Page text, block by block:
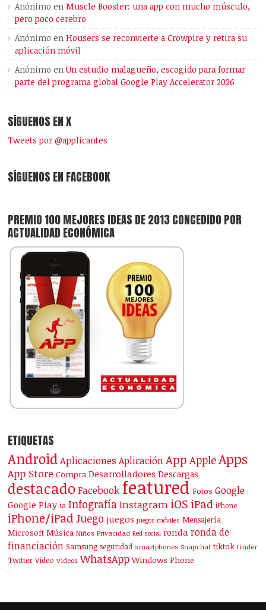
Anónimo enMuscle Booster: una app con mucho músculo,
pero poco cerebro
Anónimo enHousers se reconvierte a Crowpire y retira su
aplicación móvil
Anónimo enUn estudio malagueño, escogido para formar
parte del programa global Google Play Accelerator 2026
SÍGUENOS EN X
Tweets por @applicantes
SÍGUENOS EN FACEBOOK
PREMIO 100 MEJORES IDEAS DE 2013 CONCEDIDO POR
ACTUALIDAD ECONÓMICA
ETIQUETAS
Android Aplicaciones Aplicación App AppleApps
App Store Compra Desarrolladores Descargas
destacado Facebook featured Fotos Google
Google Play ia InfografíaInstagram iOS iPad iPhone
iPhone/iPad Juego juegos juegos móviles Mensajería
Microsoft Música Niños Privacidad Red social ronda ronda de
financiación Samsung seguridad smartphones Snapchat tiktok tinder
Twitter Vídeo Vídeos WhatsApp Windows Phone